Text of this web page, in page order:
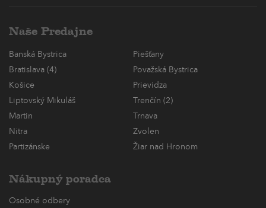
Naše Predajne
Banská Bystrica
Piešťany
Bratislava (4)
Považská Bystrica
Košice
Prievidza
Liptovský Mikuláš
Trenčín (2)
Martin
Trnava
Nitra
Zvolen
Partizánske
Žiar nad Hronom
Nákupný poradca
Osobné odbery